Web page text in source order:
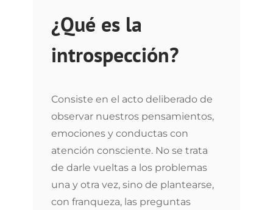
¿Qué es la
introspección?
Consiste en el acto deliberado de
observar nuestros pensamientos,
emociones y conductas con
atención consciente. No se trata
de darle vueltas a los problemas
una y otra vez, sino de plantearse,
con franqueza, las preguntas